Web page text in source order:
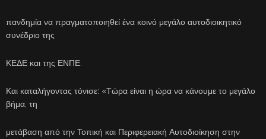
πανδημία να πραγματοποιηθεί ένα κοινό μεγάλο αυτοδιοικητικό
συνέδριο της
ΚΕΔΕ και της ΕΝΠΕ.
Και καταλήγοντας τόνισε: «Τώρα είναι η ώρα να κάνουμε το μεγάλο
βήμα, τη
μετάβαση από την Τοπική και Περιφερειακή Αυτοδιοίκηση στην